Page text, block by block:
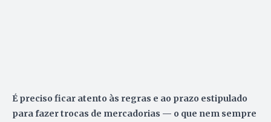
É preciso ficar atento às regras e ao prazo estipulado
para fazer trocas de mercadorias — o que nem sempre